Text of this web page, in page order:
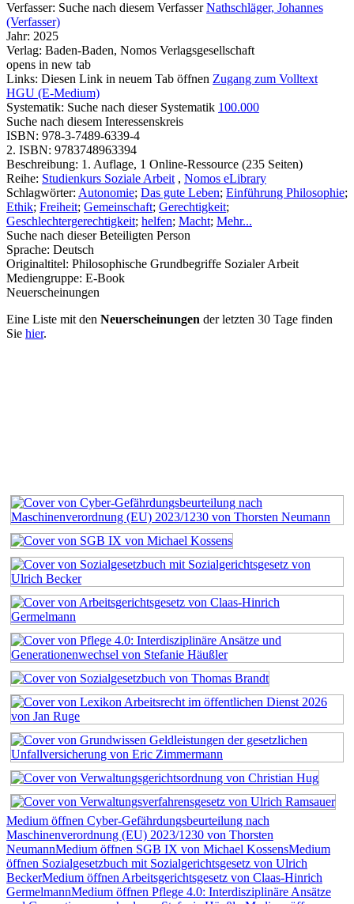
Verfasser: Suche nach diesem Verfasser Nathschläger, Johannes
(Verfasser)
Jahr: 2025
Verlag: Baden-Baden, Nomos Verlagsgesellschaft
opens in new tab
Links: Diesen Link in neuem Tab öffnen Zugang zum Volltext
HGU (E-Medium)
Systematik: Suche nach dieser Systematik 100.000
Suche nach diesem Interessenskreis
ISBN: 978-3-7489-6339-4
2. ISBN: 9783748963394
Beschreibung: 1. Auflage, 1 Online-Ressource (235 Seiten)
Reihe: Studienkurs Soziale Arbeit , Nomos eLibrary
Schlagwörter: Autonomie; Das gute Leben; Einführung Philosophie;
Ethik; Freiheit; Gemeinschaft; Gerechtigkeit;
Geschlechtergerechtigkeit; helfen; Macht; Mehr...
Suche nach dieser Beteiligten Person
Sprache: Deutsch
Originaltitel: Philosophische Grundbegriffe Sozialer Arbeit
Mediengruppe: E-Book
Neuerscheinungen
Eine Liste mit den Neuerscheinungen der letzten 30 Tage finden
Sie hier.
Medium öffnen Cyber-Gefährdungsbeurteilung nach
Maschinenverordnung (EU) 2023/1230 von Thorsten
NeumannMedium öffnen SGB IX von Michael KossensMedium
öffnen Sozialgesetzbuch mit Sozialgerichtsgesetz von Ulrich
BeckerMedium öffnen Arbeitsgerichtsgesetz von Claas-Hinrich
GermelmannMedium öffnen Pflege 4.0: Interdisziplinäre Ansätze